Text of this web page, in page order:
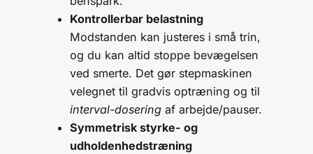
Kontrollerbar belastning
Modstanden kan justeres i små trin,
og du kan altid stoppe bevægelsen
ved smerte. Det gør stepmaskinen
velegnet til gradvis optræning og til
interval-dosering af arbejde/pauser.
Symmetrisk styrke- og
udholdenhedstræning